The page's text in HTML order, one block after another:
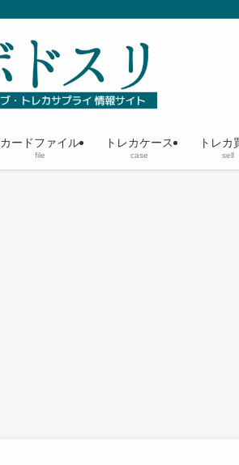
カードファイル
file
トレカケース
case
トレカ
sell